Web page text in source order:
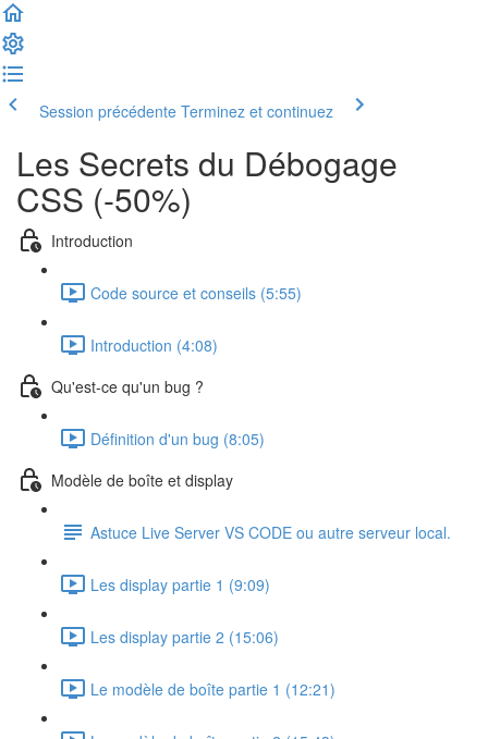
Session précédente Terminez et continuez
Les Secrets du Débogage
CSS (-50%)
Introduction
Code source et conseils (5:55)
Introduction (4:08)
Qu'est-ce qu'un bug ?
Définition d'un bug (8:05)
Modèle de boîte et display
Astuce Live Server VS CODE ou autre serveur local.
Les display partie 1 (9:09)
Les display partie 2 (15:06)
Le modèle de boîte partie 1 (12:21)